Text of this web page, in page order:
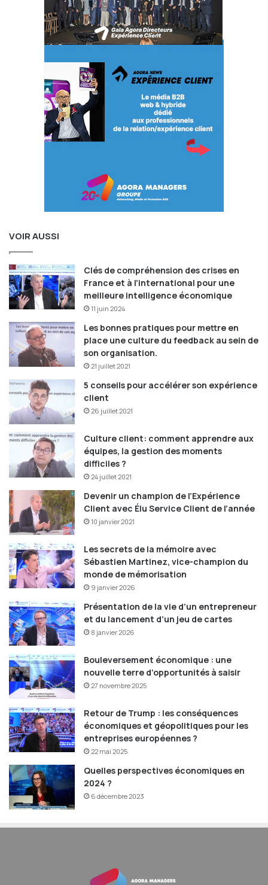
signifie une inclusion dans quatre Magic Quadrants Gartner
en une seule année.
Freshworkspropose aux entreprises de toutes tailles un
logiciel innovant d’engagement, permettant aux équipes
d’acquérir et de garder leurs clients à vie. Les produits SaaS
de Freshworks offrent une vue à 360 degrés du client, sont
prêts à l’emploi, faciles à utiliser et offrent un retour sur
investissement rapide. Basée à San Mateo, en Californie,
l’équipe de Freshworks compte plus de 2 700 salariés qui
travaillent dans différents bureaux à travers le monde.
rédaction d’Agora News Expérience Client, lors des
Live Expérience Client
VOIR AUSSI
Clés de compréhension des crises en
France et à l’international pour une
meilleure intelligence économique
11 juin 2024
Les bonnes pratiques pour mettre en
place une culture du feedback au sein de
son organisation.
21 juillet 2021
5 conseils pour accélérer son expérience
client
26 juillet 2021
Culture client: comment apprendre aux
équipes, la gestion des moments
difficiles ?
24 juillet 2021
Devenir un champion de l’Expérience
Client avec Élu Service Client de l’année
10 janvier 2021
Les secrets de la mémoire avec
Sébastien Martinez, vice-champion du
monde de mémorisation
9 janvier 2026
Présentation de la vie d’un entrepreneur
et du lancement d’un jeu de cartes
8 janvier 2026
Bouleversement économique : une
nouvelle terre d’opportunités à saisir
27 novembre 2025
Retour de Trump : les conséquences
économiques et géopolitiques pour les
entreprises européennes ?
22 mai 2025
Quelles perspectives économiques en
2024 ?
6 décembre 2023